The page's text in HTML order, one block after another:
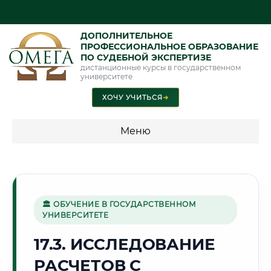
ДОПОЛНИТЕЛЬНОЕ
ПРОФЕССИОНАЛЬНОЕ ОБРАЗОВАНИЕ
ПО СУДЕБНОЙ ЭКСПЕРТИЗЕ
дистанционные курсы в государственном
университете
ХОЧУ УЧИТЬСЯ➜
Меню
специальности"
Стоимость по программам обучения "Судебная экспертиза"
Стоимость по программам обучения "Экспертиза"
🏛 ОБУЧЕНИЕ В ГОСУДАРСТВЕННОМ
УНИВЕРСИТЕТЕ
17.3. ИССЛЕДОВАНИЕ
РАСЧЕТОВ С